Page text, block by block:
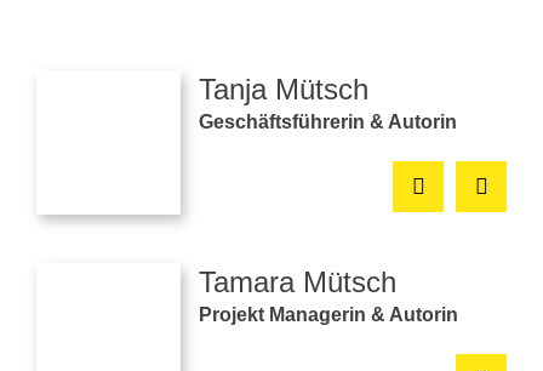
Tanja Mütsch
Geschäftsführerin & Autorin
Tamara Mütsch
Projekt Managerin & Autorin